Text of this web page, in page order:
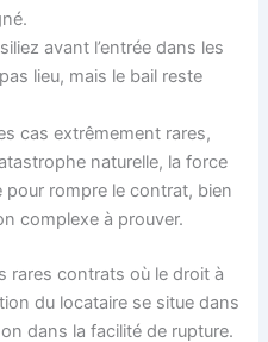
avant l’entrée dans les
lieu, mais le bail reste
cas extrêmement rares,
naturelle, la force
pour rompre le contrat, bien
complexe à prouver.
rares contrats où le droit à
du locataire se situe dans
dans la facilité de rupture.